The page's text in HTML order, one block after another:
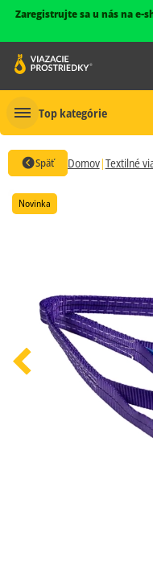
Zaregistrujte sa u nás na e-
Top kategórie
Reťazové
Akciové produkty
Gurtne na
Kotviace upínacie
Gurtne, upínacie
Textilné úväzky,
Reťazové úväzky na
Top kategórie
nákupný košík je
Späť Domov Textilné
Novinka